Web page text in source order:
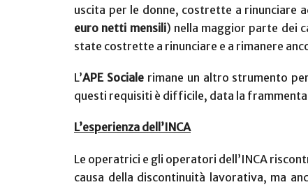
uscita per le donne, costrette a rinunciare
euro netti mensili) nella maggior parte dei
state costrette a rinunciare e a rimanere
L’APE Socialerimane un altro strumento
questi requisiti è difficile, data la
L’esperienza dell’INCA
Le operatrici e gli operatori dell’INCA
causa della discontinuità lavorativa, ma